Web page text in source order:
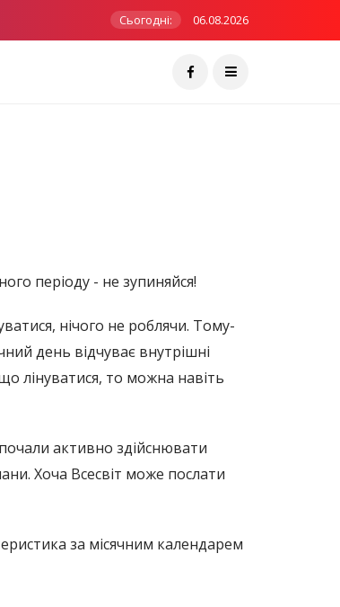
Сьогодні: 06.08.2026
періоду - не зупиняйся!
нічого не роблячи. Тому-
день відчуває внутрішні
лінуватися, то можна навіть
активно здійснювати
Хоча Всесвіт може послати
за місячним календарем